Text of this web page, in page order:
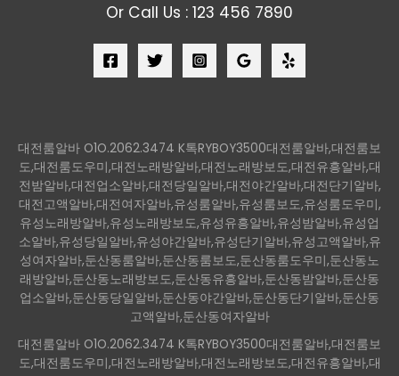
Or Call Us : 123 456 7890
대전룸알바 O1O.2062.3474 K톡RYBOY3500대전룸알바,대전룸보
도,대전룸도우미,대전노래방알바,대전노래방보도,대전유흥알바,대
전밤알바,대전업소알바,대전당일알바,대전야간알바,대전단기알바,
대전고액알바,대전여자알바,유성룸알바,유성룸보도,유성룸도우미,
유성노래방알바,유성노래방보도,유성유흥알바,유성밤알바,유성업
소알바,유성당일알바,유성야간알바,유성단기알바,유성고액알바,유
성여자알바,둔산동룸알바,둔산동룸보도,둔산동룸도우미,둔산동노
래방알바,둔산동노래방보도,둔산동유흥알바,둔산동밤알바,둔산동
업소알바,둔산동당일알바,둔산동야간알바,둔산동단기알바,둔산동
고액알바,둔산동여자알바
대전룸알바 O1O.2062.3474 K톡RYBOY3500대전룸알바,대전룸보
도,대전룸도우미,대전노래방알바,대전노래방보도,대전유흥알바,대